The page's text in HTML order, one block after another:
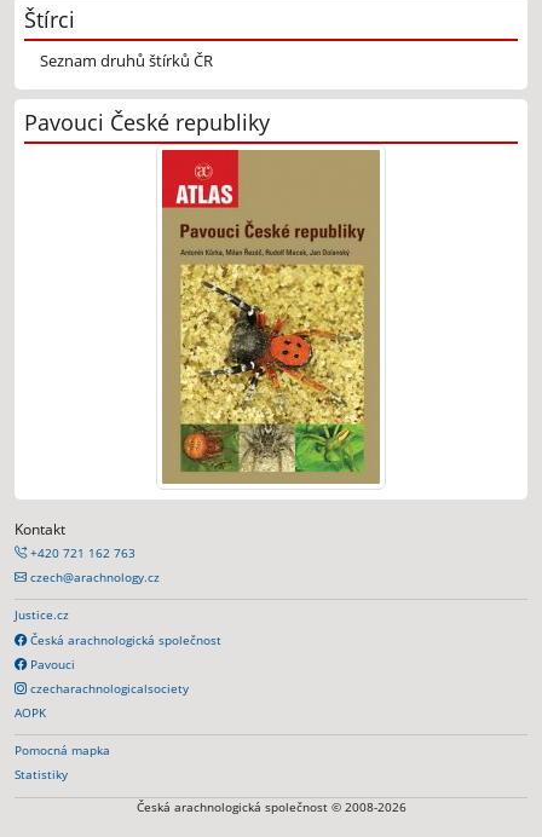
Štírci
Seznam druhů štírků ČR
Pavouci České republiky
Kontakt
+420 721 162 763
czech@arachnology.cz
Justice.cz
Česká arachnologická společnost
Pavouci
czecharachnologicalsociety
AOPK
Pomocná mapka
Statistiky
Česká arachnologická společnost © 2008-2026